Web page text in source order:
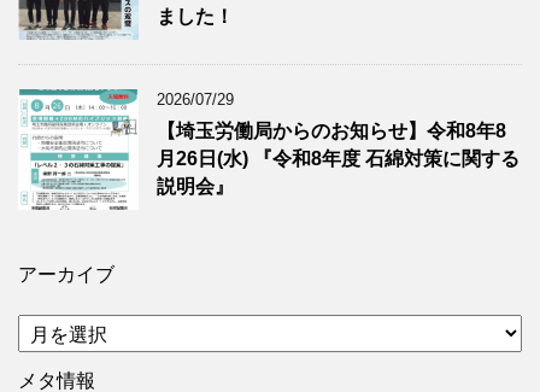
ました！
2026/07/29
【埼玉労働局からのお知らせ】令和8年8
月26日(水) 『令和8年度 石綿対策に関する
説明会』
アーカイブ
ア
ー
カ
メタ情報